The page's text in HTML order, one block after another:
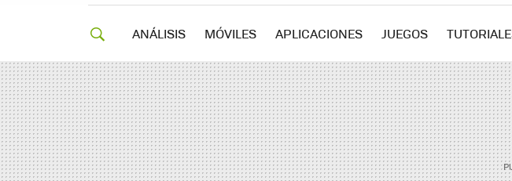
ANÁLISIS MÓVILES APLICACIONES JUEGOS